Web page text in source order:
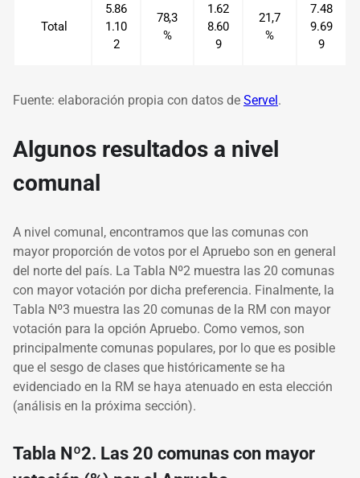
Total
5.86
1.10
2
78,3
%
1.62
8.60
9
21,7
%
7.48
9.69
9
Fuente: elaboración propia con datos de Servel.
Algunos resultados a nivel
comunal
A nivel comunal, encontramos que las comunas con
mayor proporción de votos por el Apruebo son en general
del norte del país. La Tabla Nº2 muestra las 20 comunas
con mayor votación por dicha preferencia. Finalmente, la
Tabla Nº3 muestra las 20 comunas de la RM con mayor
votación para la opción Apruebo. Como vemos, son
principalmente comunas populares, por lo que es posible
que el sesgo de clases que históricamente se ha
evidenciado en la RM se haya atenuado en esta elección
(análisis en la próxima sección).
Tabla Nº2. Las 20 comunas con mayor